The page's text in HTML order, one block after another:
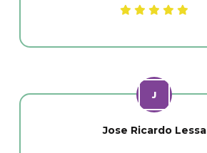
Jose Ricardo Lessa